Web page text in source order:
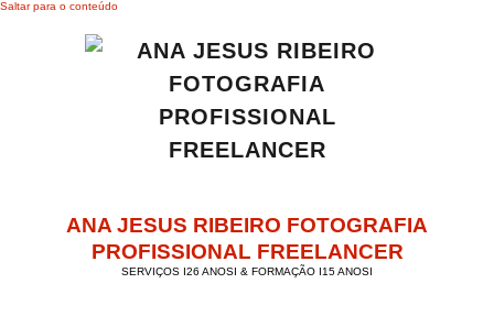
Saltar para o conteúdo
ANA JESUS RIBEIRO FOTOGRAFIA
PROFISSIONAL FREELANCER
SERVIÇOS I26 ANOSI & FORMAÇÃO I15 ANOSI